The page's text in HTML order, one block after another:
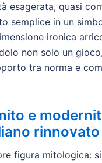
esagerata, quasi
semplice in un
ironica
non solo un
tra norma e
e
rinnovato
figura mitologica: